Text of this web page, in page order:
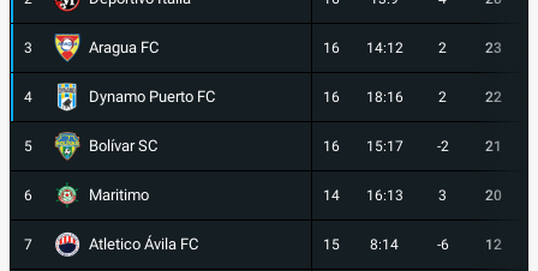
3 Aragua FC 16 14:12 2 23
4 Dynamo Puerto FC 16 18:16 2 22
5 Bolívar SC 16 15:17 -2 21
6 Maritimo 14 16:13 3 20
7 Atletico Ávila FC 15 8:14 -6 12